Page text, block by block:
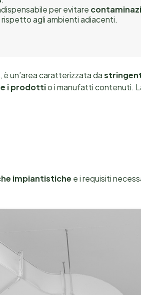
per evitare
agli ambienti adiacenti.
è un’area caratterizzata da
i prodottio i manufatti contenuti.
impiantistiche e i requisiti